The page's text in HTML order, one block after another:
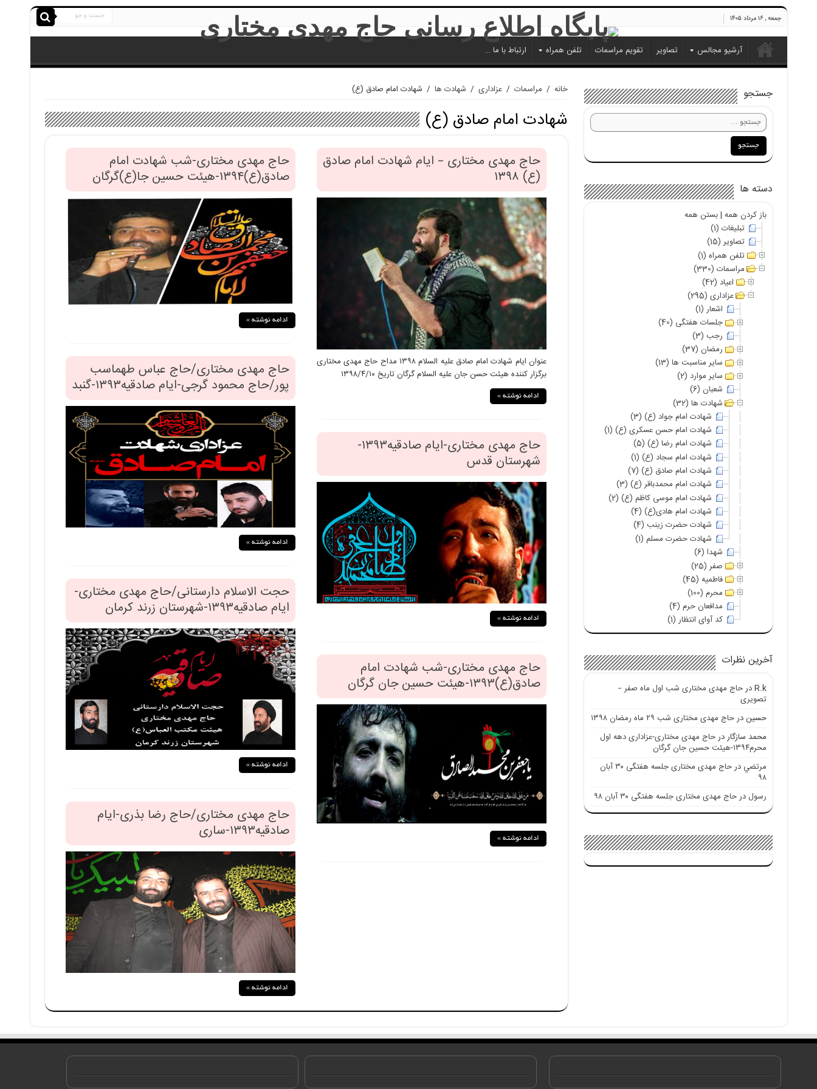
جمعه , ۱۶ مرداد ۱۴۰۵
آرشیو مجالس تصاویر تقویم مراسمات تلفن همراه ارتباط با ما …
خانه / مراسمات / عزاداری / شهادت ها / شهادت امام صادق (ع)
شهادت امام صادق (ع)
حاج مهدی مختاری – ایام شهادت امام صادق
(ع) ۱۳۹۸
عنوان ایام شهادت امام صادق علیه السلام ۱۳۹۸ مداح حاج مهدی مختاری
برگزار کننده هیئت حسن جان علیه السلام گرگان تاریخ ۱۳۹۸/۴/۱۰
ادامه نوشته »
حاج مهدی مختاری-شب شهادت امام
صادق(ع)۱۳۹۴-هیئت حسین جا(ع)گرگان
ادامه نوشته »
حاج مهدی مختاری/حاج عباس طهماسب
پور/حاج محمود گرجی-ایام صادقیه۱۳۹۳-گنبد
ادامه نوشته »
حاج مهدی مختاری-ایام صادقیه۱۳۹۳-
شهرستان قدس
ادامه نوشته »
حجت الاسلام دارستانی/حاج مهدی مختاری-
ایام صادقیه۱۳۹۳-شهرستان زرند کرمان
ادامه نوشته »
حاج مهدی مختاری-شب شهادت امام
صادق(ع)۱۳۹۳-هیئت حسین جان گرگان
ادامه نوشته »
حاج مهدی مختاری/حاج رضا بذری-ایام
صادقیه۱۳۹۳-ساری
ادامه نوشته »
جستجو
دسته ها
باز کردن همه |بستن همه
تبلیغات (1)
تصاویر (15)
تلفن همراه (1)
مراسمات (330)
اعیاد (42)
عزاداری (295)
اشعار (1)
جلسات هفتگی (40)
رجب (3)
رمضان (37)
سایر مناسبت ها (13)
سایر موارد (2)
شعبان (6)
شهادت ها (32)
شهادت امام جواد (ع) (3)
شهادت امام حسن عسکری (ع) (1)
شهادت امام رضا (ع) (5)
شهادت امام سجاد (ع) (1)
شهادت امام صادق (ع) (7)
شهادت امام محمدباقر (ع) (3)
شهادت امام موسی کاظم (ع) (2)
شهادت امام هادی(ع) (4)
شهادت حضرت زینب (4)
شهادت حضرت مسلم (1)
شهدا (6)
صفر (25)
فاطمیه (45)
محرم (100)
مدافعان حرم (4)
کد آوای انتظار (1)
آخرین نظرات
R.kدرحاج مهدی مختاری شب اول ماه صفر –
تصویری
حسیندرحاج مهدی مختاری شب ۲۹ ماه رمضان ۱۳۹۸
محمد سازگاردرحاج مهدی مختاری-عزاداری دهه اول
محرم۱۳۹۴-هیئت حسین جان گرگان
مرتضي در
حاج مهدی مختاری جلسه هفتگی ۳۰ آبان
۹۸
رسول درحاج مهدی مختاری جلسه هفتگی ۳۰ آبان ۹۸